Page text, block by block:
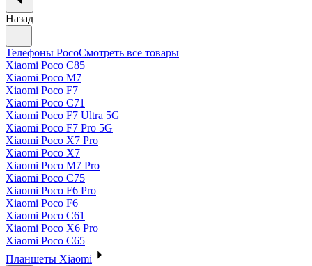
Назад
Телефоны PocoСмотреть все товары
Xiaomi Poco C85
Xiaomi Poco M7
Xiaomi Poco F7
Xiaomi Poco C71
Xiaomi Poco F7 Ultra 5G
Xiaomi Poco F7 Pro 5G
Xiaomi Poco X7 Pro
Xiaomi Poco X7
Xiaomi Poco M7 Pro
Xiaomi Poco C75
Xiaomi Poco F6 Pro
Xiaomi Poco F6
Xiaomi Poco C61
Xiaomi Poco X6 Pro
Xiaomi Poco C65
Планшеты Xiaomi